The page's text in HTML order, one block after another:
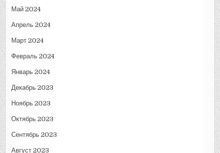
Май 2024
Апрель 2024
Март 2024
Февраль 2024
Январь 2024
Декабрь 2023
Ноябрь 2023
Октябрь 2023
Сентябрь 2023
Август 2023